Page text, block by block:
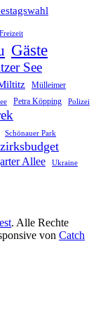
Freizeit
Gäste
See
Mülleimer
Petra Köpping Polizei
Schönauer Park
Allee
Ukraine
. Alle Rechte
von Catch